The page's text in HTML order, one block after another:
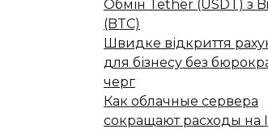
Обмін Tether (USDT) з
(BTC)
Швидке відкриття
для бізнесу без
черг
Как облачные сервера
сокращают расходы на